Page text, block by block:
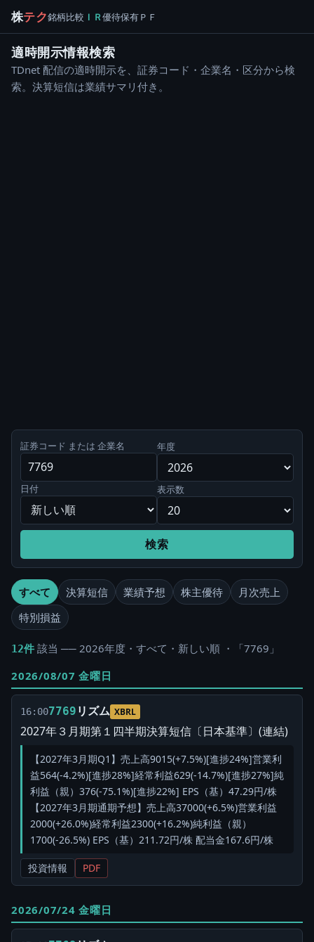
株テク銘柄比較 ＩＲ優待保有ＰＦ
適時開示情報検索
TDnet 配信の適時開示を、証券コード・企業名・区分から検
索。決算短信は業績サマリ付き。
証券コード または 企業名 年度
日付 表示数
検索
すべて 決算短信 業績予想 株主優待
月次売上
特別損益
12件 該当 ── 2026年度・すべて・新しい順 ・「7769」
2026/08/07 金曜日
16:007769 リズム XBRL
2027年３月期第１四半期決算短信〔日本基準〕(連結)
【2027年3月期Q1】売上高9015(+7.5%)[進捗24%]営業利
益564(-4.2%)[進捗28%]経常利益629(-14.7%)[進捗27%]純
利益（親）376(-75.1%)[進捗22%] EPS（基）47.29円/株
【2027年3月期通期予想】売上高37000(+6.5%)営業利益
2000(+26.0%)経常利益2300(+16.2%)純利益（親）
1700(-26.5%) EPS（基）211.72円/株 配当金167.6円/株
投資情報 PDF
2026/07/24 金曜日